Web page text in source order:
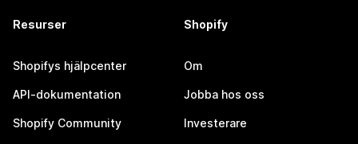
Resurser
Shopifys hjälpcenter
API-dokumentation
Shopify Community
Shopify
Om
Jobba hos oss
Investerare